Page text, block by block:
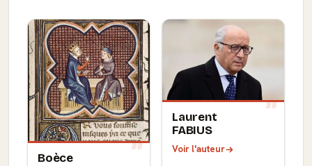
Boèce
Laurent
FABIUS
Voir l'auteur